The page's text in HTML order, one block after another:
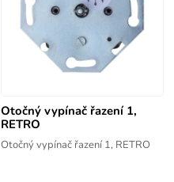
Otočný vypínač řazení 1,
RETRO
Otočný vypínač řazení 1, RETRO